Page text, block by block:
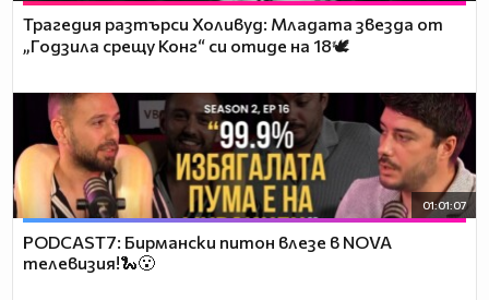
Трагедия разтърси Холивуд: Младата звезда от
„Годзила срещу Конг“ си отиде на 18🕊️
01:01:07
PODCAST7: Бирмански питон влезе в NOVA
телевизия!🐍😮